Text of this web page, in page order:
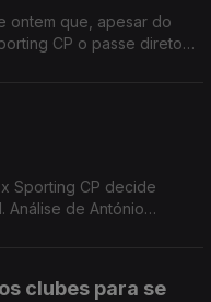
ontem que, apesar do
CP o passe direto
Sporting CP decide
Análise de António
clubes para se